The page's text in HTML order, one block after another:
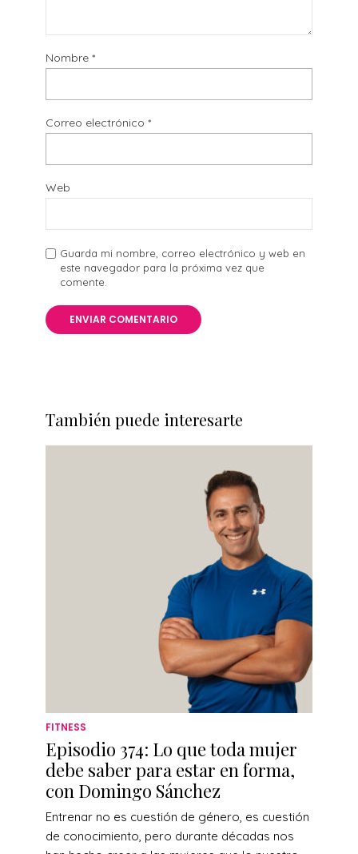
Nombre *
Correo electrónico *
Web
Guarda mi nombre, correo electrónico y web en
este navegador para la próxima vez que
comente.
También puede interesarte
FITNESS
Episodio 374: Lo que toda mujer
debe saber para estar en forma,
con Domingo Sánchez
Entrenar no es cuestión de género, es cuestión
de conocimiento, pero durante décadas nos